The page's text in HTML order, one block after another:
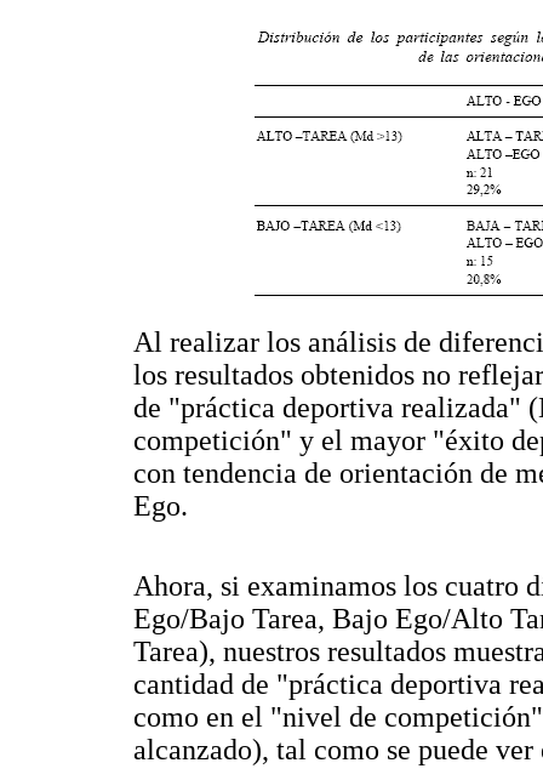
Al realizar los análisis de
los resultados obtenidos no
de "práctica deportiva realizada"
competición" y el mayor "éxito
con tendencia de orientación de
Ego.
Ahora, si examinamos los cuatro
Ego/Bajo Tarea, Bajo Ego/Alto
Tarea), nuestros resultados
cantidad de "práctica deportiva
como en el "nivel de
alcanzado), tal como se puede